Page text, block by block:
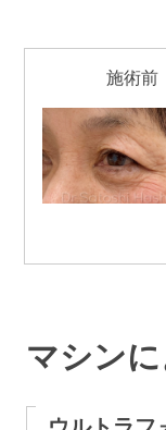
施術前
マシン